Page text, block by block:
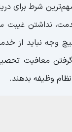
شرط برای
نداشتن غیبت
گرفتن معافیت
وظیفه بدهند.